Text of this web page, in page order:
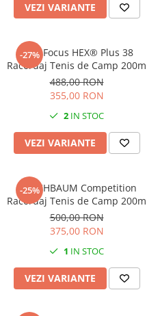
VEZI VARIANTE
-27%
MSV Focus HEX® Plus 38
Racordaj Tenis de Camp 200m
488,00 RON
355,00 RON
2 IN STOC
VEZI VARIANTE
-25%
KIRSCHBAUM Competition
Racordaj Tenis de Camp 200m
500,00 RON
375,00 RON
1 IN STOC
VEZI VARIANTE